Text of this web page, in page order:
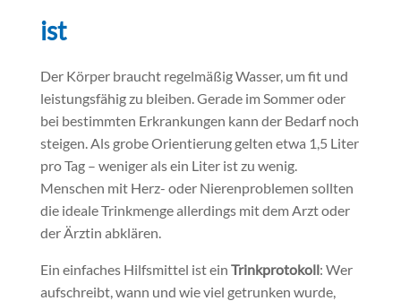
ist
Der Körper braucht regelmäßig Wasser, um fit und
leistungsfähig zu bleiben. Gerade im Sommer oder
bei bestimmten Erkrankungen kann der Bedarf noch
steigen. Als grobe Orientierung gelten etwa 1,5 Liter
pro Tag – weniger als ein Liter ist zu wenig.
Menschen mit Herz- oder Nierenproblemen sollten
die ideale Trinkmenge allerdings mit dem Arzt oder
der Ärztin abklären.
Ein einfaches Hilfsmittel ist ein Trinkprotokoll: Wer
aufschreibt, wann und wie viel getrunken wurde,